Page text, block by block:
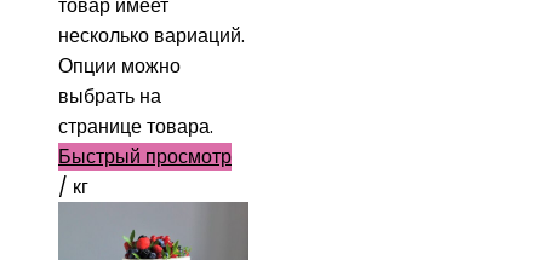
несколько вариаций.
Опции можно
выбрать на
странице товара.
Быстрый просмотр
/ кг